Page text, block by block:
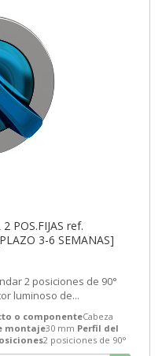
POS.FIJAS ref.
3-6 SEMANAS]
2 posiciones de 90°
luminoso de...
o componenteCabeza
montaje30 mm Perfil del
2 posiciones de 90°